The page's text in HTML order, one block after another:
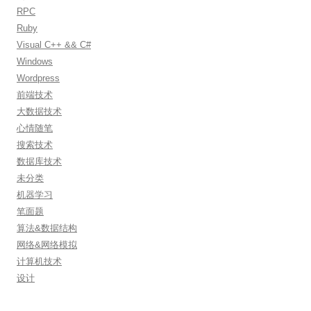
RPC
Ruby
Visual C++ && C#
Windows
Wordpress
前端技术
大数据技术
心情随笔
搜索技术
数据库技术
未分类
机器学习
笔面题
算法&数据结构
网络&网络模拟
计算机技术
设计